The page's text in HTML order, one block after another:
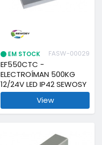
EM STOCK FASW-00029
EF550CTC -
ELECTROÍMAN 500KG
12/24V LED IP42 SEWOSY
View